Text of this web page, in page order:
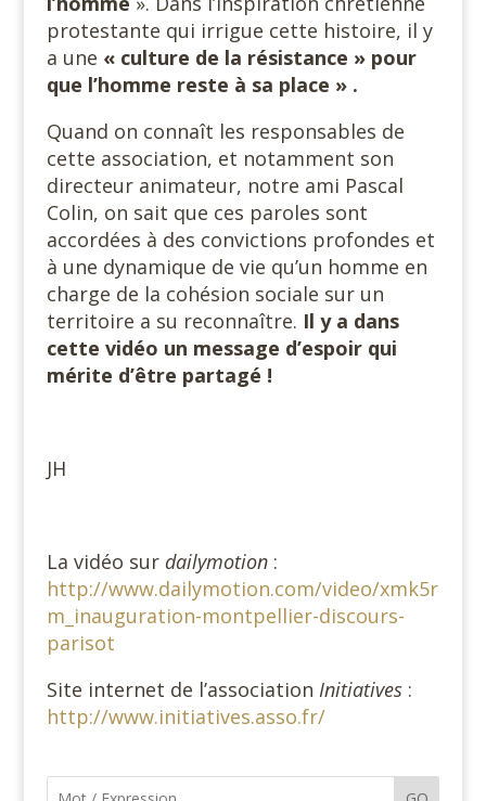
protestante qui irrigue cette histoire, il y
a une « culture de la résistance » pour
que l’homme reste à sa place » .
Quand on connaît les responsables de
cette association, et notamment son
directeur animateur, notre ami Pascal
Colin, on sait que ces paroles sont
accordées à des convictions profondes et
à une dynamique de vie qu’un homme en
charge de la cohésion sociale sur un
territoire a su reconnaître. Il y a dans
cette vidéo un message d’espoir qui
mérite d’être partagé !
JH
La vidéo sur dailymotion:
http://www.dailymotion.com/video/xmk5r
m_inauguration-montpellier-discours-
parisot
Site internet de l’association Initiatives:
http://www.initiatives.asso.fr/